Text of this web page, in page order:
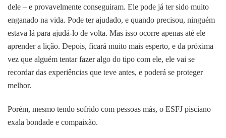
dele – e provavelmente conseguiram. Ele pode já ter sido muito
enganado na vida. Pode ter ajudado, e quando precisou, ninguém
estava lá para ajudá-lo de volta. Mas isso ocorre apenas até ele
aprender a lição. Depois, ficará muito mais esperto, e da próxima
vez que alguém tentar fazer algo do tipo com ele, ele vai se
recordar das experiências que teve antes, e poderá se proteger
melhor.
Porém, mesmo tendo sofrido com pessoas más, o ESFJ pisciano
exala bondade e compaixão.